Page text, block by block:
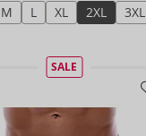
M L XL 2XL 3XL
SALE